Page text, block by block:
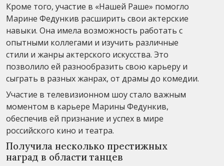
Кроме того, участие в «Нашей Раше» помогло
Марине Федункив расширить свои актерские
навыки. Она имела возможность работать с
опытными коллегами и изучить различные
стили и жанры актерского искусства. Это
позволило ей разнообразить свою карьеру и
сыграть в разных жанрах, от драмы до комедии.
Участие в телевизионном шоу стало важным
моментом в карьере Марины Федункив,
обеспечив ей признание и успех в мире
российского кино и театра.
Получила несколько престижных
наград в области танцев